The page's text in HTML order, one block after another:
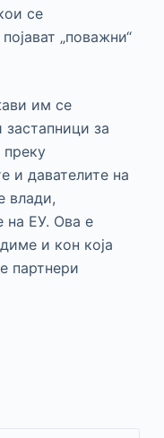
се
„поважни“
им се
за
преку
и давателите на
влади,
на ЕУ. Ова е
и кон која
партнери